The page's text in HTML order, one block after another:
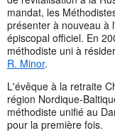
mandat, les
présenter à nouveau à
épiscopal officiel. En
méthodiste uni à
R. Minor.
L'évêque à la retraite
région Nordique-
méthodiste unifié au
pour la première fois.